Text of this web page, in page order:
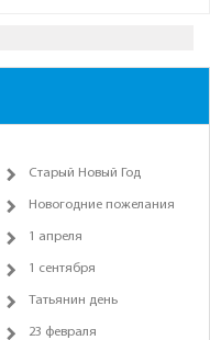
Старый Новый Год
Новогодние пожелания
1 апреля
1 сентября
Татьянин день
23 февраля